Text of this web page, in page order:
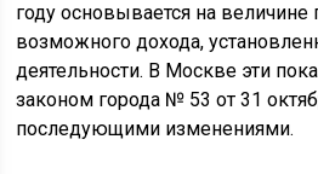
году основывается на величине
возможного дохода,
деятельности. В Москве эти
законом города № 53 от 31
последующими изменениями.